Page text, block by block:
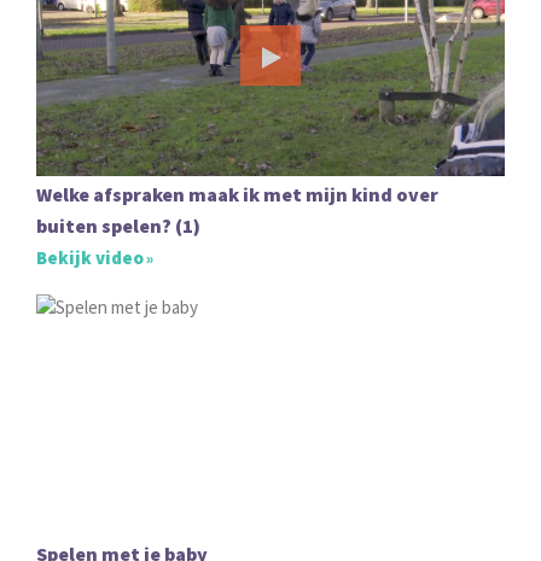
Welke afspraken maak ik met mijn kind over
buiten spelen? (1)
Bekijk video
Spelen met je baby